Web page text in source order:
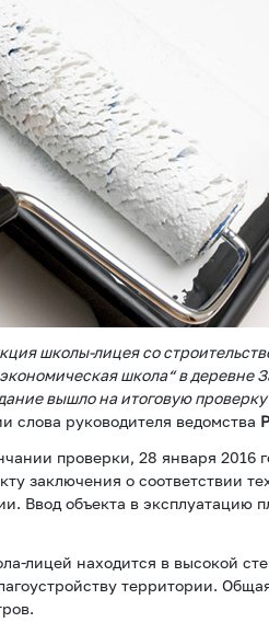
школы-лицея со
школа“ в деревне
вышло на итоговую проверку
слова руководителя ведомства
проверки, 28 января 2016
заключения о соответствии
Ввод объекта в эксплуатацию
лицей находится в высокой
территории.